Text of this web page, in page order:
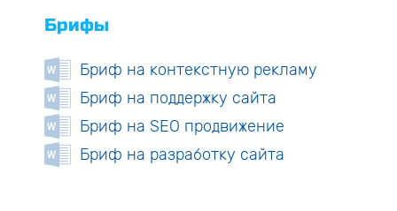
Брифы
Бриф на контекстную рекламу
Бриф на поддержку сайта
Бриф на SEO продвижение
Бриф на разработку сайта